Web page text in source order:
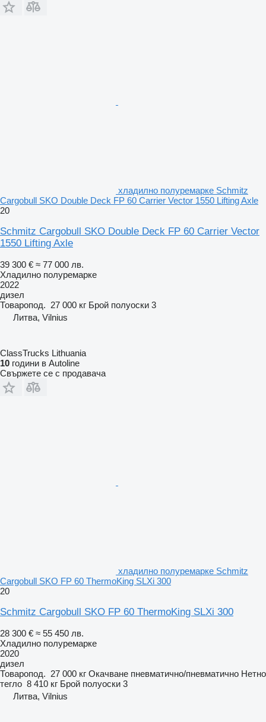
хладилно полуремарке Schmitz
Cargobull SKO Double Deck FP 60 Carrier Vector 1550 Lifting Axle
20
Schmitz Cargobull SKO Double Deck FP 60 Carrier Vector
1550 Lifting Axle
39 300 € ≈ 77 000 лв.
Хладилно полуремарке
2022
дизел
Товаропод. 27 000 кг Брой полуоски 3
Литва, Vilnius
ClassTrucks Lithuania
10 години в Autoline
Свържете се с продавача
хладилно полуремарке Schmitz
Cargobull SKO FP 60 ThermoKing SLXi 300
20
Schmitz Cargobull SKO FP 60 ThermoKing SLXi 300
28 300 € ≈ 55 450 лв.
Хладилно полуремарке
2020
дизел
Товаропод. 27 000 кг Окачване пневматично/пневматично Нетно
тегло 8 410 кг Брой полуоски 3
Литва, Vilnius